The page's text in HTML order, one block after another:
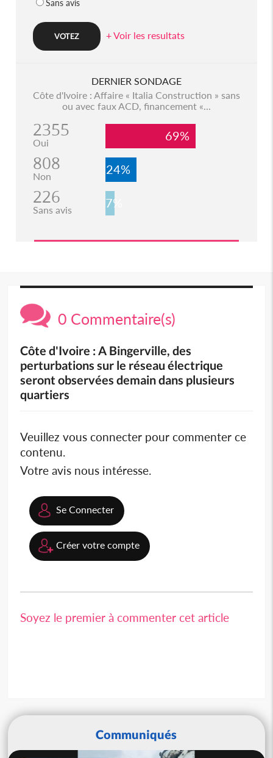
Sans avis
+ Voir les resultats
DERNIER SONDAGE
Côte d'Ivoire : Affaire « Italia Construction » sans
ou avec faux ACD, financement «...
2355
Oui 69%
808
Non 24%
226
Sans avis 7%
0 Commentaire(s)
Côte d'Ivoire : A Bingerville, des
perturbations sur le réseau électrique
seront observées demain dans plusieurs
quartiers
Veuillez vous connecter pour commenter ce
contenu.
Votre avis nous intéresse.
Se Connecter
Créer votre compte
Soyez le premier à commenter cet article
Communiqués